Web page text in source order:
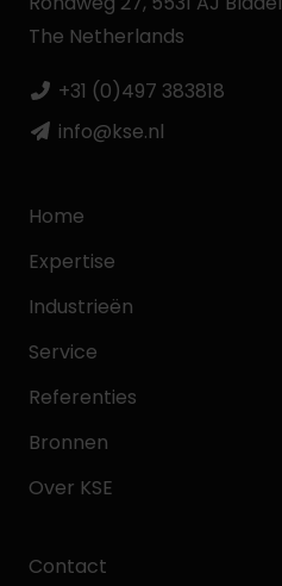
The Netherlands
+31 (0)497 383818
info@kse.nl
Home
Expertise
Industrieën
Service
Referenties
Bronnen
Over KSE
Contact